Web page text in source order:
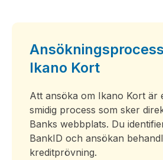
Ikano Kort
Att ansöka om Ikano Kort är
smidig process som sker
Banks webbplats. Du
BankID och ansökan
kreditprövning.